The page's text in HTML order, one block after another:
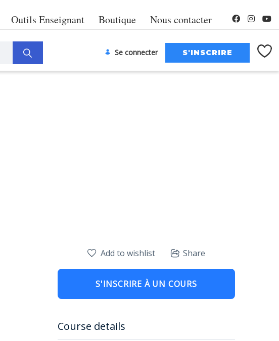
Outils Enseignant Boutique Nous contacter
Se connecter
Add to wishlist Share
S'INSCRIRE À UN COURS
Course details